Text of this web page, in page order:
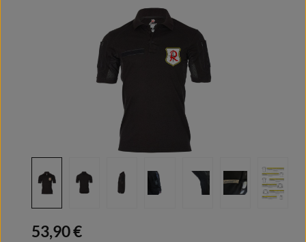
Bildergalerie überspringen
Regulärer Preis:
53,90 €